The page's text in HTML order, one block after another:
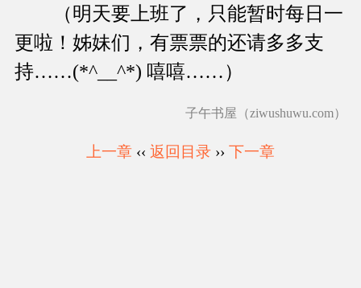
（明天要上班了，只能暂时每日一
更啦！姊妹们，有票票的还请多多支
持……(*^__^*) 嘻嘻……）
子午书屋（ziwushuwu.com）
上一章 ‹‹ 返回目录 ›› 下一章